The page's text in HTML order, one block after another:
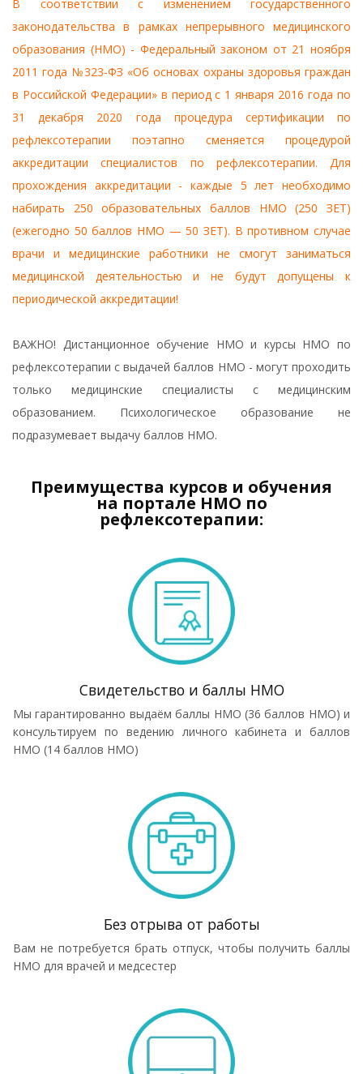
В соответствии с изменением государственного
законодательства в рамках непрерывного медицинского
образования (НМО) - Федеральный законом от 21 ноября
2011 года №323-ФЗ «Об основах охраны здоровья граждан
в Российской Федерации» в период с 1 января 2016 года по
31 декабря 2020 года процедура сертификации по
рефлексотерапии поэтапно сменяется процедурой
аккредитации специалистов по рефлексотерапии. Для
прохождения аккредитации - каждые 5 лет необходимо
набирать 250 образовательных баллов НМО (250 ЗЕТ)
(ежегодно 50 баллов НМО — 50 ЗЕТ). В противном случае
врачи и медицинские работники не смогут заниматься
медицинской деятельностью и не будут допущены к
периодической аккредитации!
ВАЖНО! Дистанционное обучение НМО и курсы НМО по
рефлексотерапии с выдачей баллов НМО - могут проходить
только медицинские специалисты с медицинским
образованием. Психологическое образование не
подразумевает выдачу баллов НМО.
Преимущества курсов и обучения
на портале НМО по
рефлексотерапии:
Свидетельство и баллы НМО
Мы гарантированно выдаём баллы НМО (36 баллов НМО) и
консультируем по ведению личного кабинета и баллов
НМО (14 баллов НМО)
Без отрыва от работы
Вам не потребуется брать отпуск, чтобы получить баллы
НМО для врачей и медсестер